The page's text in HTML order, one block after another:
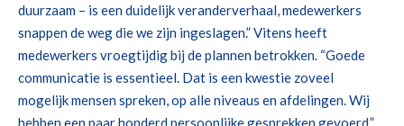
duurzaam – is een duidelijk veranderverhaal, medewerkers
snappen de weg die we zijn ingeslagen.” Vitens heeft
medewerkers vroegtijdig bij de plannen betrokken. “Goede
communicatie is essentieel. Dat is een kwestie zoveel
mogelijk mensen spreken, op alle niveaus en afdelingen. Wij
hebben een paar honderd persoonlijke gesprekken gevoerd.”